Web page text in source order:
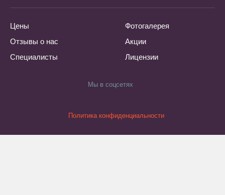
Цены
Отзывы о нас
Специалисты
Фотогалерея
Акции
Лицензии
Мы в соцсетях
Политика конфиденциальности